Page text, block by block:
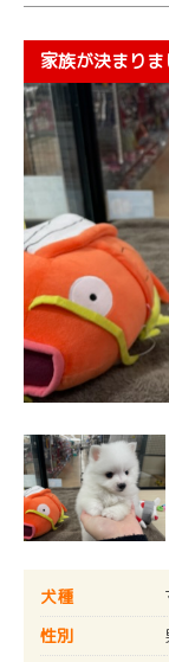
犬種
性別